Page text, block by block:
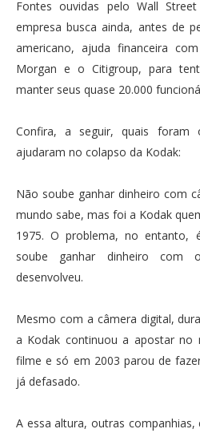
Fontes ouvidas pelo Wall
empresa busca ainda, antes de
americano, ajuda financeira
Morgan e o Citigroup, para
manter seus quase 20.000
Confira, a seguir, quais foram
ajudaram no colapso da Kodak:
Não soube ganhar dinheiro com
mundo sabe, mas foi a Kodak
1975. O problema, no entanto,
soube ganhar dinheiro com
desenvolveu.
Mesmo com a câmera digital,
a Kodak continuou a apostar
filme e só em 2003 parou de
já defasado.
A essa altura, outras